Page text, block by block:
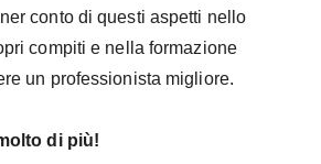
conto di questi aspetti nello
compiti e nella formazione
un professionista migliore.
di più!